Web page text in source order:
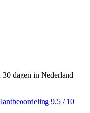
30 dagen in Nederland
9.5 / 10